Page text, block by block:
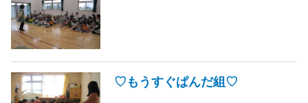
♡もうすぐぱんだ組♡